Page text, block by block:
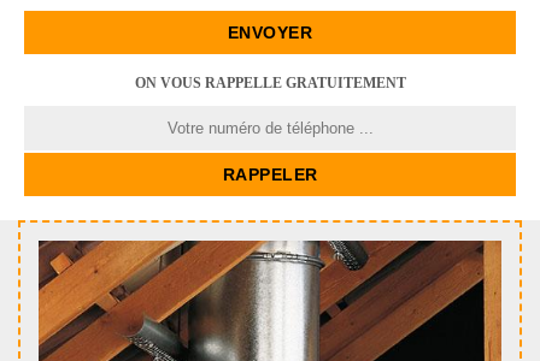
ON VOUS RAPPELLE GRATUITEMENT